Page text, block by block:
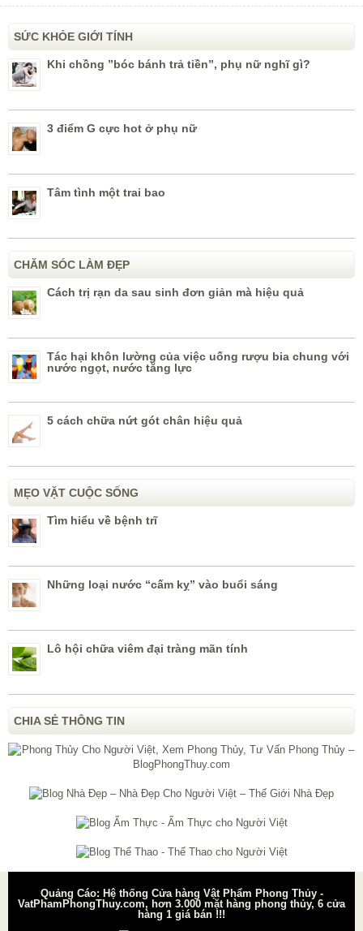
SỨC KHỎE GIỚI TÍNH
Khi chồng ”bóc bánh trả tiền”, phụ nữ nghĩ gì?
3 điểm G cực hot ở phụ nữ
Tâm tình một trai bao
CHĂM SÓC LÀM ĐẸP
Cách trị rạn da sau sinh đơn giản mà hiệu quả
Tác hại khôn lường của việc uống rượu bia chung với
nước ngọt, nước tăng lực
5 cách chữa nứt gót chân hiệu quả
MẸO VẶT CUỘC SỐNG
Tìm hiểu về bệnh trĩ
Những loại nước “cấm kỵ” vào buổi sáng
Lô hội chữa viêm đại tràng mãn tính
CHIA SẺ THÔNG TIN
Quảng Cáo: Hệ thống Cửa hàng Vật Phẩm Phong Thủy -
VatPhamPhongThuy.com, hơn 3.000 mặt hàng phong thủy, 6 cửa
hàng 1 giá bán !!!